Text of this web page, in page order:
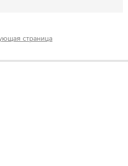
страница